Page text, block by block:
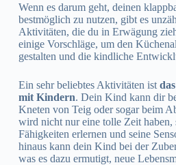
Wenn es darum geht, deinen
bestmöglich zu nutzen, gibt es
Aktivitäten, die du in Erwägung
einige Vorschläge, um den
gestalten und die kindliche
Ein sehr beliebtes Aktivitäten ist
mit Kindern. Dein Kind kann dir
Kneten von Teig oder sogar beim
wird nicht nur eine tolle Zeit haben,
Fähigkeiten erlernen und seine
hinaus kann dein Kind bei der
was es dazu ermutigt, neue